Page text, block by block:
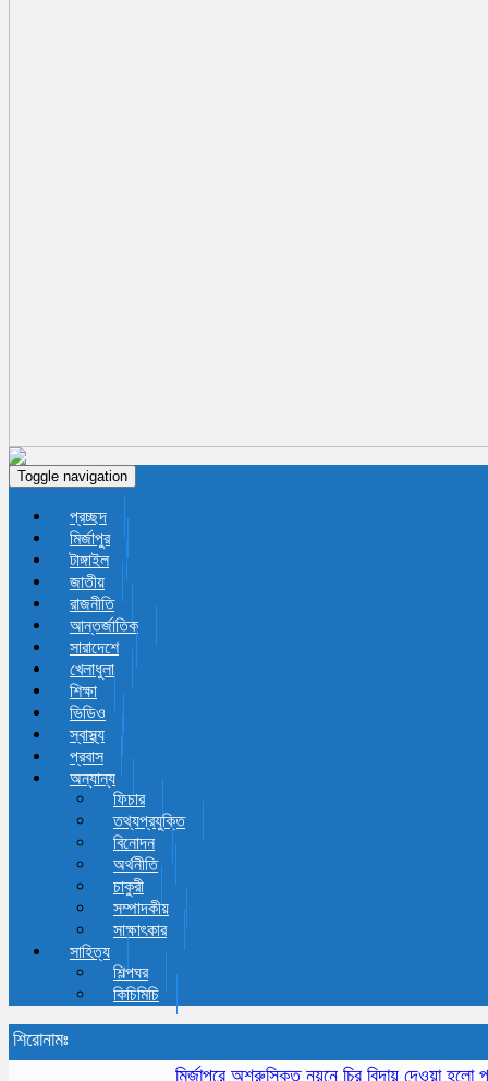
Toggle navigation
প্রচ্ছদ
মির্জাপুর
টাঙ্গাইল
জাতীয়
রাজনীতি
আন্তর্জাতিক
সারাদেশে
খেলাধুলা
শিক্ষা
ভিডিও
স্বাস্থ্য
প্রবাস
অন্যান্য
ফিচার
তথ্যপ্রযুক্তি
বিনোদন
অর্থনীতি
চাকুরী
সম্পাদকীয়
সাক্ষাৎকার
সাহিত্য
শিল্পঘর
কিচিমিচি
শিরোনামঃ
মির্জাপুরে অশ্রুসিক্ত নয়নে চির বিদায় দেওয়া হলো প্রবীন